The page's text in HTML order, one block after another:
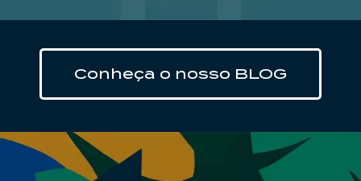
Conheça o nosso BLOG